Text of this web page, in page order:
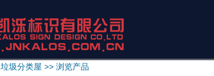
垃圾分类屋 >> 浏览产品